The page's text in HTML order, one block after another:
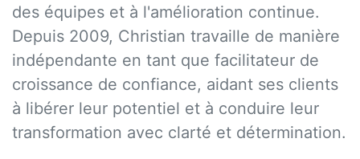
des équipes et à l'amélioration continue.
Depuis 2009, Christian travaille de manière
indépendante en tant que facilitateur de
croissance de confiance, aidant ses clients
à libérer leur potentiel et à conduire leur
transformation avec clarté et détermination.